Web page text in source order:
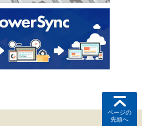
ページの
先頭へ